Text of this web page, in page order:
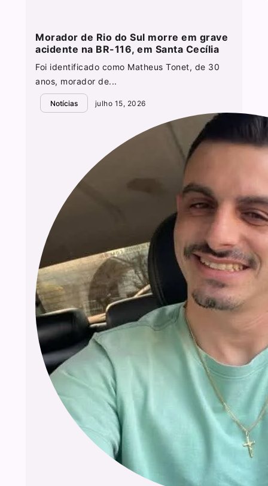
Morador de Rio do Sul morre em grave
acidente na BR-116, em Santa Cecília
Foi identificado como Matheus Tonet, de 30
anos, morador de...
Notícias julho 15, 2026